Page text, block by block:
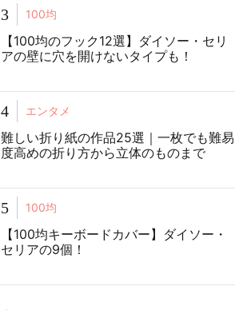
3 100均
【100均のフック12選】ダイソー・セリ
アの壁に穴を開けないタイプも！
4 エンタメ
難しい折り紙の作品25選｜一枚でも難易
度高めの折り方から立体のものまで
5 100均
【100均キーボードカバー】ダイソー・
セリアの9個！